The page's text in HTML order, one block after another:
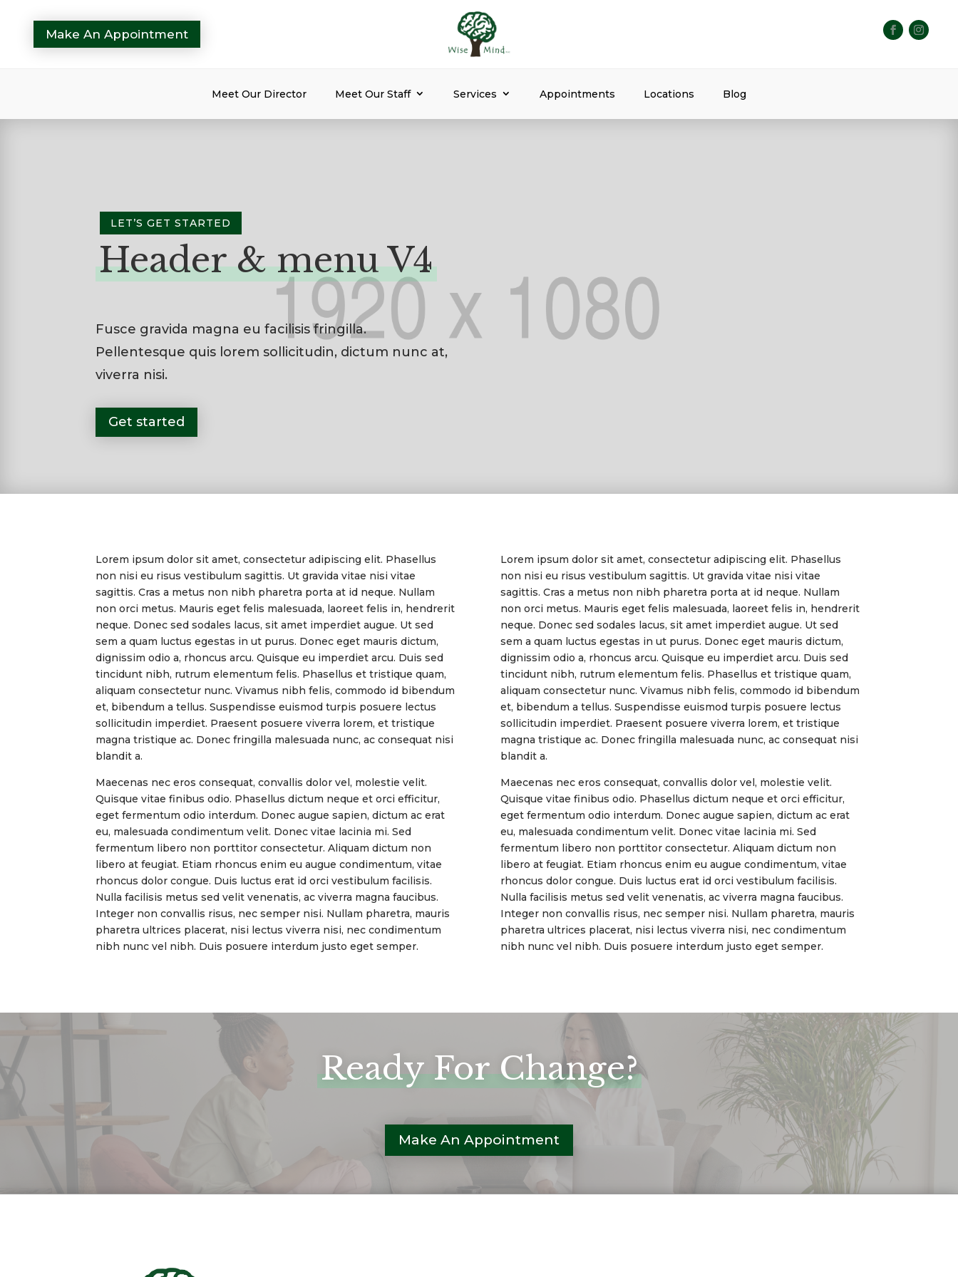
Make An Appointment
Meet Our Director Meet Our Staff Services Appointments Locations Blog
LET’S GET STARTED
Header & menu V4
Fusce gravida magna eu facilisis fringilla.
Pellentesque quis lorem sollicitudin, dictum nunc at,
viverra nisi.
Get started
Lorem ipsum dolor sit amet, consectetur adipiscing elit. Phasellus
non nisi eu risus vestibulum sagittis. Ut gravida vitae nisi vitae
sagittis. Cras a metus non nibh pharetra porta at id neque. Nullam
non orci metus. Mauris eget felis malesuada, laoreet felis in, hendrerit
neque. Donec sed sodales lacus, sit amet imperdiet augue. Ut sed
sem a quam luctus egestas in ut purus. Donec eget mauris dictum,
dignissim odio a, rhoncus arcu. Quisque eu imperdiet arcu. Duis sed
tincidunt nibh, rutrum elementum felis. Phasellus et tristique quam,
aliquam consectetur nunc. Vivamus nibh felis, commodo id bibendum
et, bibendum a tellus. Suspendisse euismod turpis posuere lectus
sollicitudin imperdiet. Praesent posuere viverra lorem, et tristique
magna tristique ac. Donec fringilla malesuada nunc, ac consequat nisi
blandit a.
Maecenas nec eros consequat, convallis dolor vel, molestie velit.
Quisque vitae finibus odio. Phasellus dictum neque et orci efficitur,
eget fermentum odio interdum. Donec augue sapien, dictum ac erat
eu, malesuada condimentum velit. Donec vitae lacinia mi. Sed
fermentum libero non porttitor consectetur. Aliquam dictum non
libero at feugiat. Etiam rhoncus enim eu augue condimentum, vitae
rhoncus dolor congue. Duis luctus erat id orci vestibulum facilisis.
Nulla facilisis metus sed velit venenatis, ac viverra magna faucibus.
Integer non convallis risus, nec semper nisi. Nullam pharetra, mauris
pharetra ultrices placerat, nisi lectus viverra nisi, nec condimentum
nibh nunc vel nibh. Duis posuere interdum justo eget semper.
Lorem ipsum dolor sit amet, consectetur adipiscing elit. Phasellus
non nisi eu risus vestibulum sagittis. Ut gravida vitae nisi vitae
sagittis. Cras a metus non nibh pharetra porta at id neque. Nullam
non orci metus. Mauris eget felis malesuada, laoreet felis in, hendrerit
neque. Donec sed sodales lacus, sit amet imperdiet augue. Ut sed
sem a quam luctus egestas in ut purus. Donec eget mauris dictum,
dignissim odio a, rhoncus arcu. Quisque eu imperdiet arcu. Duis sed
tincidunt nibh, rutrum elementum felis. Phasellus et tristique quam,
aliquam consectetur nunc. Vivamus nibh felis, commodo id bibendum
et, bibendum a tellus. Suspendisse euismod turpis posuere lectus
sollicitudin imperdiet. Praesent posuere viverra lorem, et tristique
magna tristique ac. Donec fringilla malesuada nunc, ac consequat nisi
blandit a.
Maecenas nec eros consequat, convallis dolor vel, molestie velit.
Quisque vitae finibus odio. Phasellus dictum neque et orci efficitur,
eget fermentum odio interdum. Donec augue sapien, dictum ac erat
eu, malesuada condimentum velit. Donec vitae lacinia mi. Sed
fermentum libero non porttitor consectetur. Aliquam dictum non
libero at feugiat. Etiam rhoncus enim eu augue condimentum, vitae
rhoncus dolor congue. Duis luctus erat id orci vestibulum facilisis.
Nulla facilisis metus sed velit venenatis, ac viverra magna faucibus.
Integer non convallis risus, nec semper nisi. Nullam pharetra, mauris
pharetra ultrices placerat, nisi lectus viverra nisi, nec condimentum
nibh nunc vel nibh. Duis posuere interdum justo eget semper.
Ready For Change?
Make An Appointment